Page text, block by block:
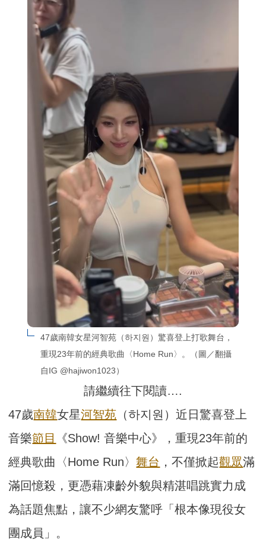
47歲南韓女星河智苑（하지원）驚喜登上打歌舞台，
重現23年前的經典歌曲〈Home Run〉。（圖／翻攝
自IG @hajiwon1023）
請繼續往下閱讀….
47歲南韓女星河智苑 （하지원）近日驚喜登上
音樂節目
《Show! 音樂中心》，重現23年前的
經典歌曲〈Home Run〉 舞台 ，不僅掀起觀眾滿
滿回憶殺，更憑藉凍齡外貌與精湛唱跳實力成
為話題焦點，讓不少網友驚呼「根本像現役女
團成員」。